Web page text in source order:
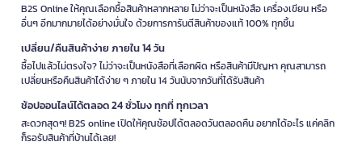
B2S Online ให้คุณเลือกซื้อสินค้าหลากหลาย ไม่ว่าจะเป็นหนังสือ เครื่องเขียน หรือ
อื่นๆ อีกมากมายได้อย่างมั่นใจ ด้วยการการันตีสินค้าของแท้ 100% ทุกชิ้น
เปลี่ยน/คืนสินค้าง่าย ภายใน 14 วัน
ซื้อไปแล้วไม่ตรงใจ? ไม่ว่าจะเป็นหนังสือที่เลือกผิด หรือสินค้ามีปัญหา คุณสามารถ
เปลี่ยนหรือคืนสินค้าได้ง่าย ๆ ภายใน 14 วันนับจากวันที่ได้รับสินค้า
ช้อปออนไลน์ได้ตลอด 24 ชั่วโมง ทุกที่ ทุกเวลา
สะดวกสุดๆ! B2S online เปิดให้คุณช้อปได้ตลอดวันตลอดคืน อยากได้อะไร แค่คลิก
ก็รอรับสินค้าที่บ้านได้เลย!